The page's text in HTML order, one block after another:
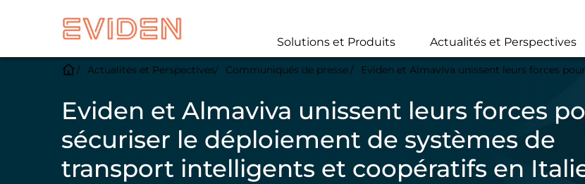
main
content
Solutions et Produits Actualités et Perspectives
Actualités et Perspectives Communiqués de presse Eviden et Almaviva unissent leurs forces pour
Eviden et Almaviva unissent leurs forces
sécuriser le déploiement de systèmes de
transport intelligents et coopératifs en